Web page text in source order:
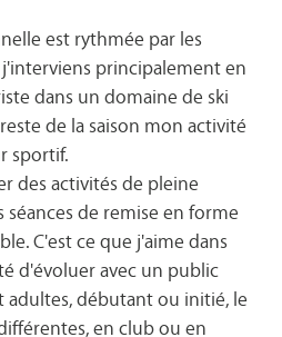
est rythmée par les
j'interviens principalement en
dans un domaine de ski
de la saison mon activité
sportif.
des activités de pleine
de remise en forme
C'est ce que j'aime dans
d'évoluer avec un public
adultes, débutant ou initié, le
en club ou en